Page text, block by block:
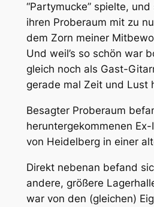
“Partymucke” spielte,
ihren Proberaum mit zu
dem Zorn meiner
Und weil’s so schön war
gleich noch als Gast-
gerade mal Zeit und Lust
Besagter Proberaum
heruntergekommenen
von Heidelberg in einer
Direkt nebenan befand
andere, größere
war von den (gleichen)